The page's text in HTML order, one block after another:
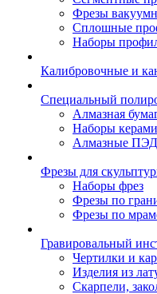
Фрезы
Сплошные
Наборы
Калибровочные и
Специальный
Алмазная
Наборы
Алмазные
Фрезы для
Наборы фрез
Фрезы по
Фрезы по
Гравировальный
Чертилки и
Изделия из
Скарпели,